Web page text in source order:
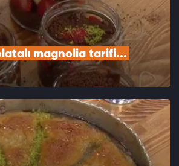
magnolia tarifi...